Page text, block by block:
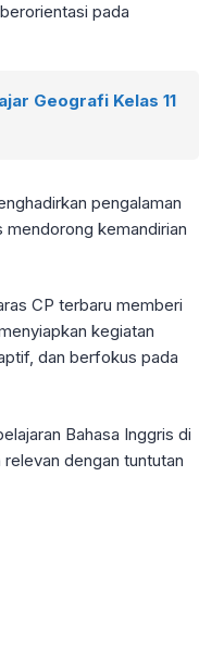
pada
Geografi Kelas 11
pengalaman
mendorong kemandirian
CP terbaru memberi
kegiatan
dan berfokus pada
Bahasa Inggris di
dengan tuntutan